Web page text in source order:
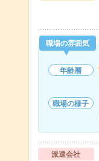
職場の雰囲気
年齢層
職場の様子
派遣会社